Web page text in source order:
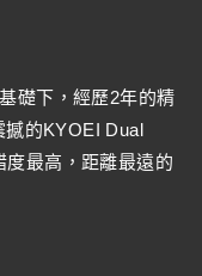
礎下，經歷2年的精
的KYOEI Dual
度最高，距離最遠的